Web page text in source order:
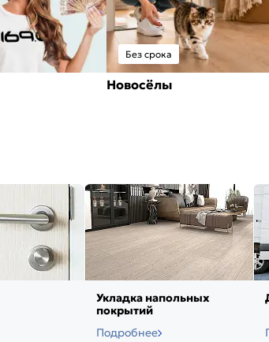
Без срока
Новосёлы
Укладка напольных
покрытий
Подробнее